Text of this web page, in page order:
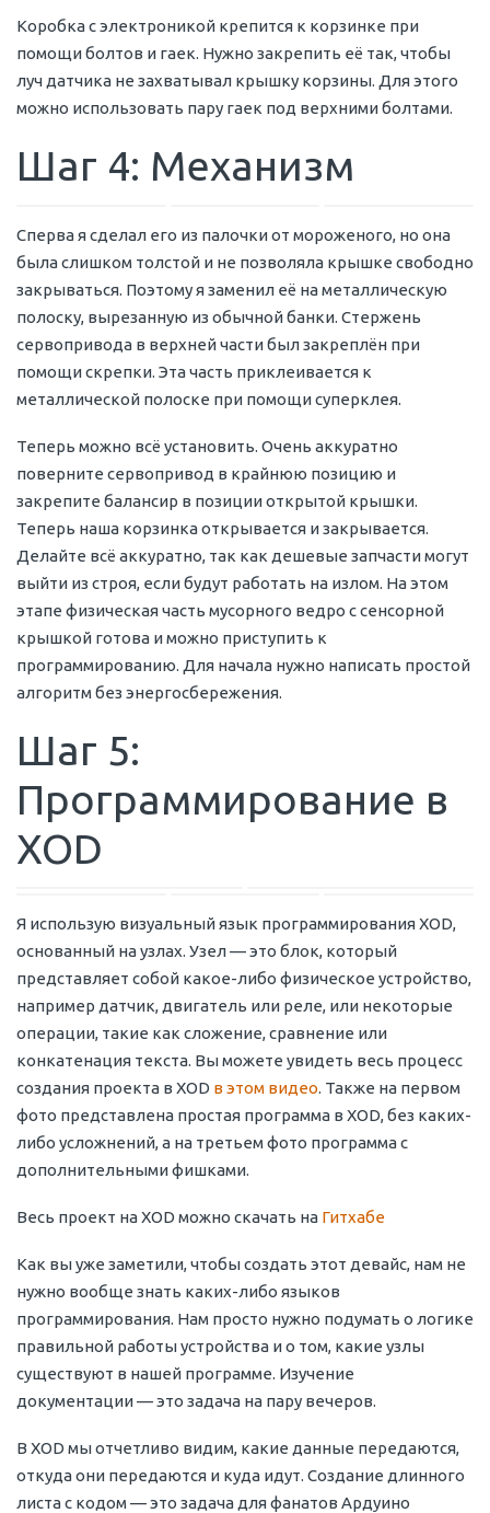
Коробка с электроникой крепится к корзинке при
помощи болтов и гаек. Нужно закрепить её так, чтобы
луч датчика не захватывал крышку корзины. Для этого
можно использовать пару гаек под верхними болтами.
Шаг 4: Механизм
Сперва я сделал его из палочки от мороженого, но она
была слишком толстой и не позволяла крышке свободно
закрываться. Поэтому я заменил её на металлическую
полоску, вырезанную из обычной банки. Стержень
сервопривода в верхней части был закреплён при
помощи скрепки. Эта часть приклеивается к
металлической полоске при помощи суперклея.
Теперь можно всё установить. Очень аккуратно
поверните сервопривод в крайнюю позицию и
закрепите балансир в позиции открытой крышки.
Теперь наша корзинка открывается и закрывается.
Делайте всё аккуратно, так как дешевые запчасти могут
выйти из строя, если будут работать на излом. На этом
этапе физическая часть мусорного ведро с сенсорной
крышкой готова и можно приступить к
программированию. Для начала нужно написать простой
алгоритм без энергосбережения.
Шаг 5:
Программирование в
XOD
Я использую визуальный язык программирования XOD,
основанный на узлах. Узел — это блок, который
представляет собой какое-либо физическое устройство,
например датчик, двигатель или реле, или некоторые
операции, такие как сложение, сравнение или
конкатенация текста. Вы можете увидеть весь процесс
создания проекта в XOD в этом видео. Также на первом
фото представлена простая программа в XOD, без каких-
либо усложнений, а на третьем фото программа с
дополнительными фишками.
Весь проект на XOD можно скачать на Гитхабе
Как вы уже заметили, чтобы создать этот девайс, нам не
нужно вообще знать каких-либо языков
программирования. Нам просто нужно подумать о логике
правильной работы устройства и о том, какие узлы
существуют в нашей программе. Изучение
документации — это задача на пару вечеров.
В XOD мы отчетливо видим, какие данные передаются,
откуда они передаются и куда идут. Создание длинного
листа с кодом — это задача для фанатов Ардуино